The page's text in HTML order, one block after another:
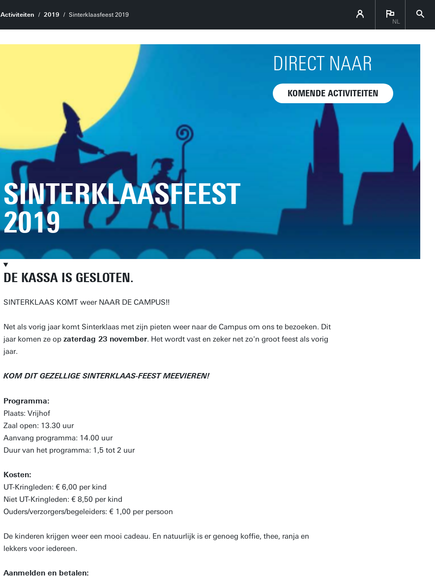
Activiteiten 2019
Sinterklaasfeest 2019
NL
SINTERKLAASFEEST
2019
DIRECT NAAR
KOMENDE ACTIVITEITEN
DE KASSA IS GESLOTEN.
SINTERKLAAS KOMT weer NAAR DE CAMPUS!!
Net als vorig jaar komt Sinterklaas met zijn pieten weer naar de Campus om ons te bezoeken. Dit
jaar komen ze op zaterdag 23 november. Het wordt vast en zeker net zo'n groot feest als vorig
jaar.
KOM DIT GEZELLIGE SINTERKLAAS-FEEST MEEVIEREN!
Programma:
Plaats: Vrijhof
Zaal open: 13.30 uur
Aanvang programma: 14.00 uur
Duur van het programma: 1,5 tot 2 uur
Kosten:
UT-Kringleden: € 6,00 per kind
Niet UT-Kringleden: € 8,50 per kind
Ouders/verzorgers/begeleiders: € 1,00 per persoon
De kinderen krijgen weer een mooi cadeau. En natuurlijk is er genoeg koffie, thee, ranja en
lekkers voor iedereen.
Aanmelden en betalen: